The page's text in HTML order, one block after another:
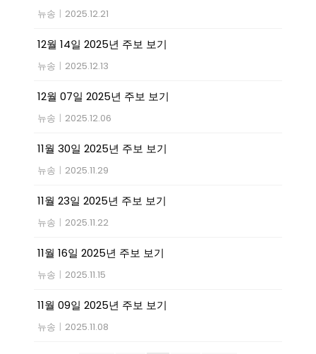
뉴송 | 2025.12.21
12월 14일 2025년 주보 보기
뉴송 | 2025.12.13
12월 07일 2025년 주보 보기
뉴송 | 2025.12.06
11월 30일 2025년 주보 보기
뉴송 | 2025.11.29
11월 23일 2025년 주보 보기
뉴송 | 2025.11.22
11월 16일 2025년 주보 보기
뉴송 | 2025.11.15
11월 09일 2025년 주보 보기
뉴송 | 2025.11.08